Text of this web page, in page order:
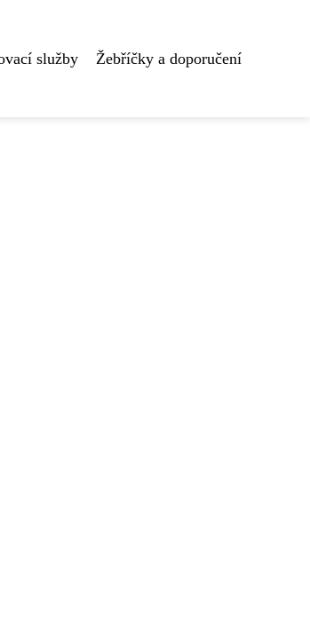
služby Žebříčky a doporučení